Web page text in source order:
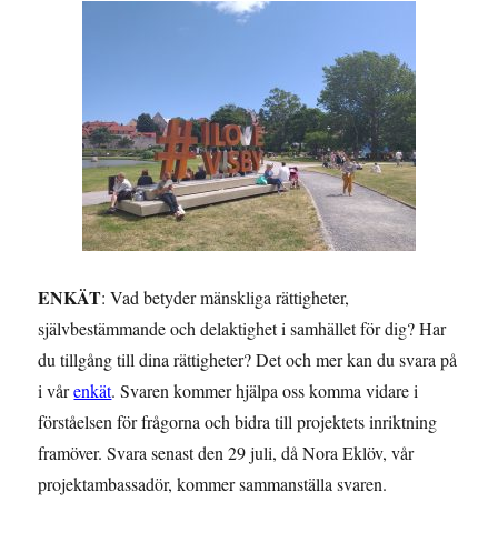
ENKÄT: Vad betyder mänskliga rättigheter,
självbestämmande och delaktighet i samhället för dig? Har
du tillgång till dina rättigheter? Det och mer kan du svara på
i vårenkät. Svaren kommer hjälpa oss komma vidare i
förståelsen för frågorna och bidra till projektets inriktning
framöver. Svara senast den 29 juli, då Nora Eklöv, vår
projektambassadör, kommer sammanställa svaren.